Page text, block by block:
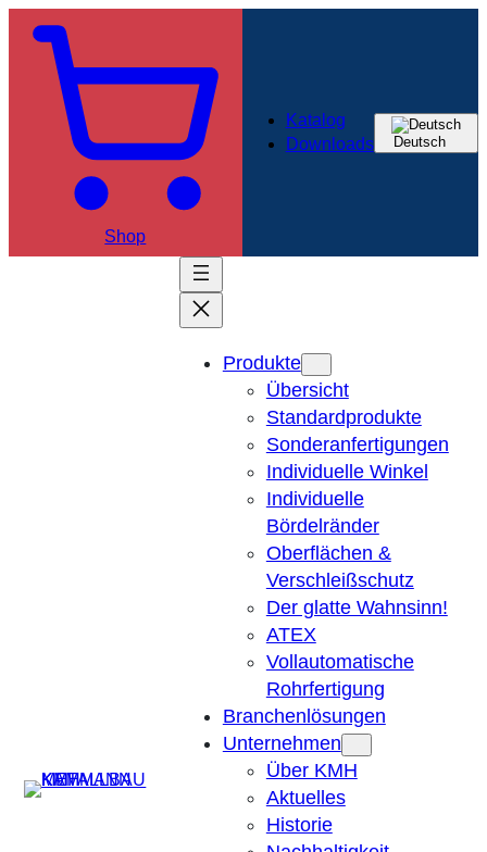
Shop
Katalog
Downloads
Deutsch
Produkte
Übersicht
Standardprodukte
Sonderanfertigungen
Individuelle Winkel
Individuelle
Bördelränder
Oberflächen &
Verschleißschutz
Der glatte Wahnsinn!
ATEX
Vollautomatische
Rohrfertigung
Branchenlösungen
Unternehmen
Über KMH
Aktuelles
Historie